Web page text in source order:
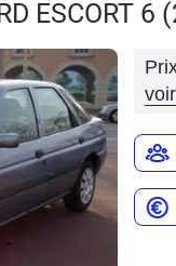
ESCORT 6